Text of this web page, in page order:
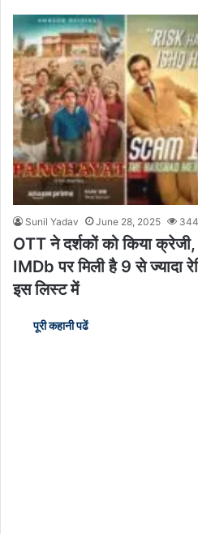
Sunil Yadav June 28, 2025 344
OTT ने दर्शकों को किया
IMDb पर मिली है 9 से
इस लिस्ट में
पूरी कहानी पढें